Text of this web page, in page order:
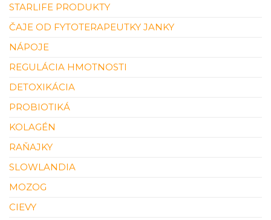
STARLIFE PRODUKTY
ČAJE OD FYTOTERAPEUTKY JANKY
NÁPOJE
REGULÁCIA HMOTNOSTI
DETOXIKÁCIA
PROBIOTIKÁ
KOLAGÉN
RAŇAJKY
SLOWLANDIA
MOZOG
CIEVY